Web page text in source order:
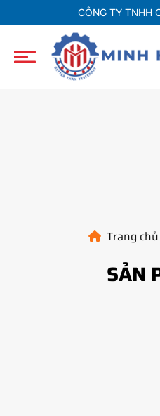
CÔNG TY TNHH
Trang chủ
SẢN